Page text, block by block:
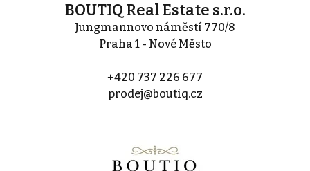
BOUTIQ Real Estate s.r.o.
Jungmannovo náměstí 770/8
Praha 1 - Nové Město
+420 737 226 677
prodej@boutiq.cz